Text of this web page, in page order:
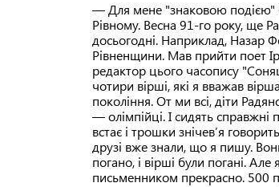
— Для мене "знаковою подією"
Рівному. Весна 91-го року, ще
досьогодні. Наприклад, Назар
Рівненщини. Мав прийти поет
редактор цього часопису
чотири вірші, які я вважав
покоління. От ми всі, діти
— олімпійці. І сидять
встає і трошки знічев’я
друзі вже знали, що я пишу.
погано, і вірші були погані.
письменником прекрасно. 500